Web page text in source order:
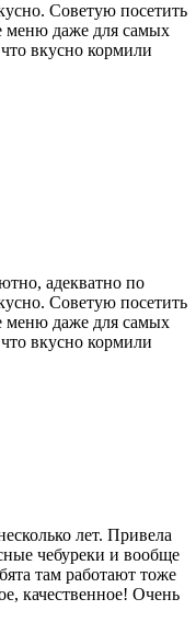
Советую посетить
меню даже для самых
вкусно кормили
адекватно по
Советую посетить
меню даже для самых
вкусно кормили
лет. Привела
чебуреки и вообще
там работают тоже
качественное! Очень